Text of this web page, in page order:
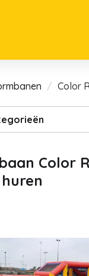
Color
Color